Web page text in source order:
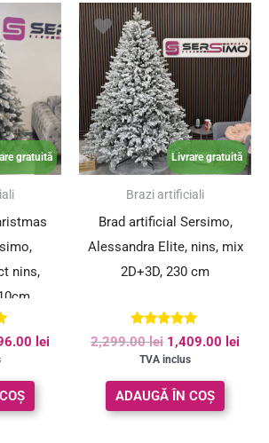
gratuită
nins,
lei.
lei
Prețul
curent
este:
1,096.00 lei.
Livrare gratuită
Brazi artificiali
Brad artificial Sersimo,
Alessandra Elite, nins, mix
2D+3D, 230 cm
Evaluat la
5.00
din 5
2,299.00lei
Prețul
a
fost:
2,299.00 lei.
1,409.00 lei
este:
TVA inclus
ADAUGĂ ÎN COȘ